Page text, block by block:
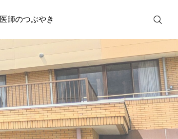
医師のつぶやき
0968-64-0237
診療時間